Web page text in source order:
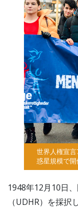
世界人権宣
惑星規模で開
1948年12月10日
（UDHR）を採